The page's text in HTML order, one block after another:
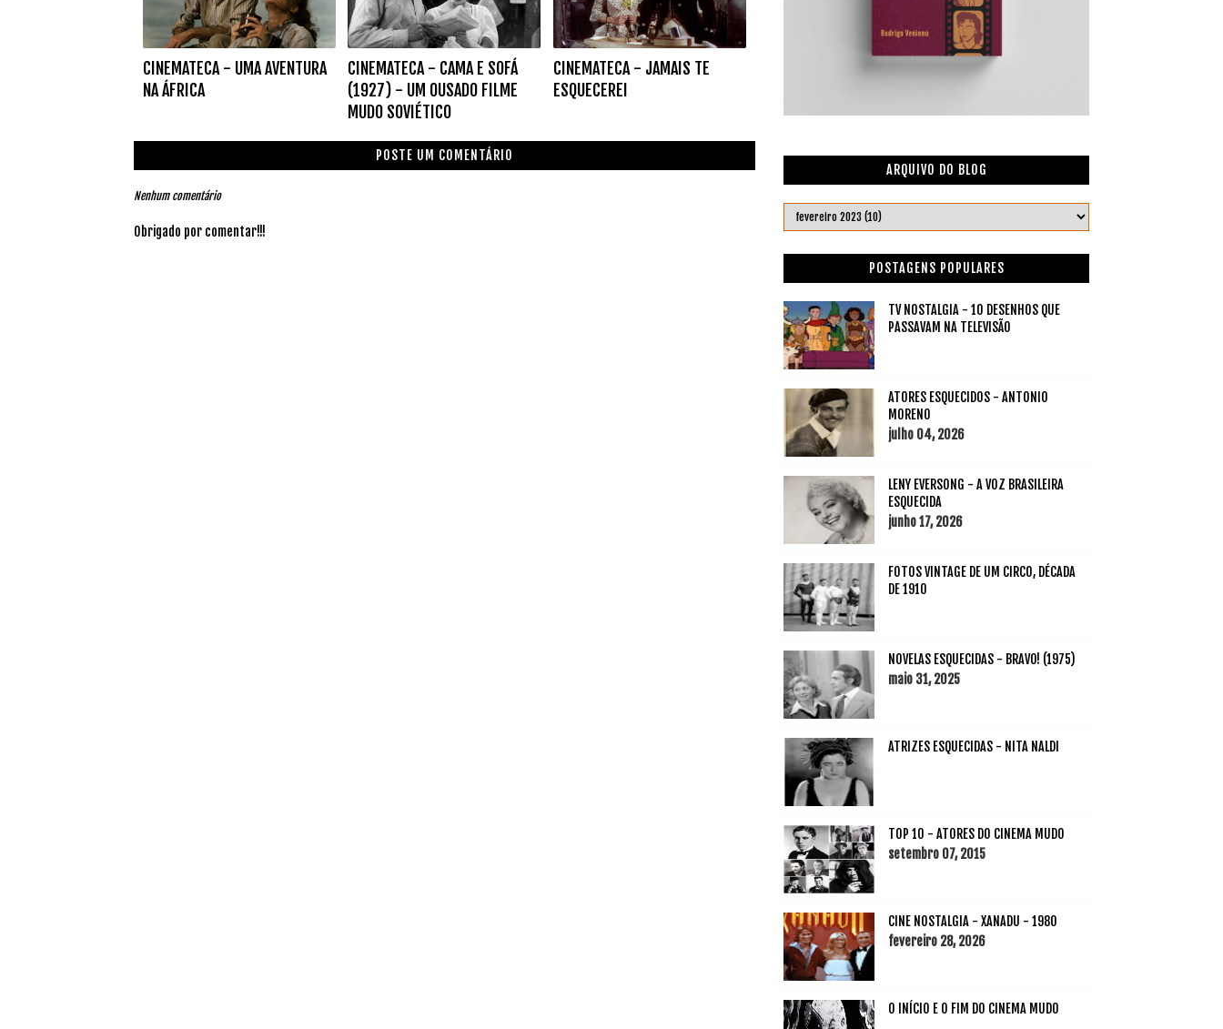
CINEMATECA - UMA AVENTURA
NA ÁFRICA
CINEMATECA - CAMA E SOFÁ
(1927) - UM OUSADO FILME
MUDO SOVIÉTICO
CINEMATECA - JAMAIS TE
ESQUECEREI
POSTE UM COMENTÁRIO
Nenhum comentário
Obrigado por comentar!!!
ARQUIVO DO BLOG
POSTAGENS POPULARES
TV NOSTALGIA - 10 DESENHOS QUE
PASSAVAM NA TELEVISÃO
ATORES ESQUECIDOS - ANTONIO
MORENO
julho 04, 2026
LENY EVERSONG - A VOZ BRASILEIRA
ESQUECIDA
junho 17, 2026
FOTOS VINTAGE DE UM CIRCO, DÉCADA
DE 1910
NOVELAS ESQUECIDAS - BRAVO! (1975)
maio 31, 2025
ATRIZES ESQUECIDAS - NITA NALDI
TOP 10 - ATORES DO CINEMA MUDO
setembro 07, 2015
CINE NOSTALGIA - XANADU - 1980
fevereiro 28, 2026
O INÍCIO E O FIM DO CINEMA MUDO